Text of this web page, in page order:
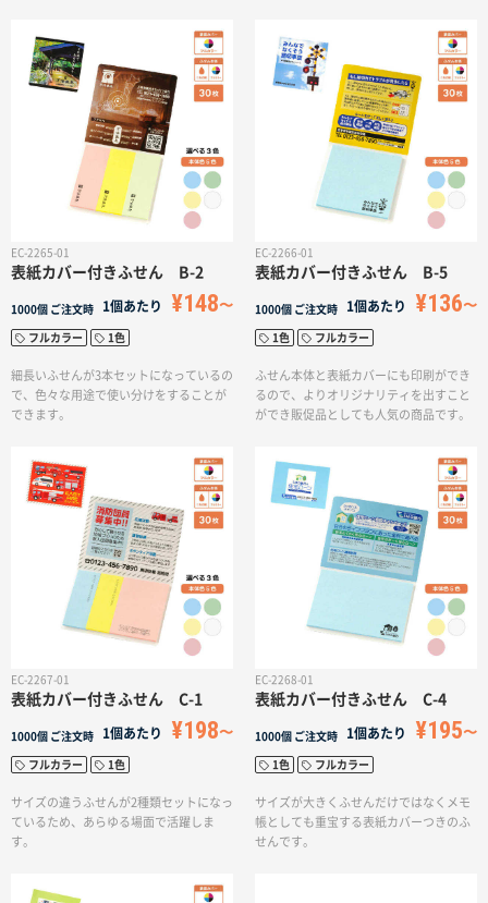
EC-2265-01
表紙カバー付きふせん B-2
1000個 ご注文時 1個あたり ¥148
フルカラー 1色
細長いふせんが3本セットになっているの
で、色々な用途で使い分けをすることが
できます。
EC-2266-01
表紙カバー付きふせん B-5
1000個 ご注文時 1個あたり ¥136
1色 フルカラー
ふせん本体と表紙カバーにも印刷ができ
るので、よりオリジナリティを出すこと
ができ販促品としても人気の商品です。
EC-2267-01
表紙カバー付きふせん C-1
1000個 ご注文時 1個あたり ¥198
フルカラー 1色
サイズの違うふせんが2種類セットになっ
ているため、あらゆる場面で活躍しま
す。
EC-2268-01
表紙カバー付きふせん C-4
1000個 ご注文時 1個あたり ¥195
1色 フルカラー
サイズが大きくふせんだけではなくメモ
帳としても重宝する表紙カバーつきのふ
せんです。